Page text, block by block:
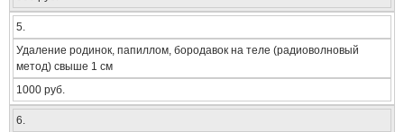
5.
Удаление родинок, папиллом, бородавок на теле (радиоволновый
метод) свыше 1 см
1000 руб.
6.